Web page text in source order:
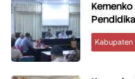
Kemenko
Kabupaten